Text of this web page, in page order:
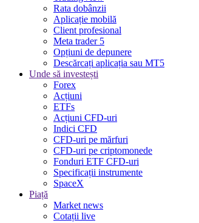
Rata dobânzii
Aplicație mobilă
Client profesional
Meta trader 5
Opțiuni de depunere
Descărcați aplicația sau MT5
Unde să investești
Forex
Acțiuni
ETFs
Acțiuni CFD-uri
Indici CFD
CFD-uri pe mărfuri
CFD-uri pe criptomonede
Fonduri ETF CFD-uri
Specificații instrumente
SpaceX
Piață
Market news
Cotații live